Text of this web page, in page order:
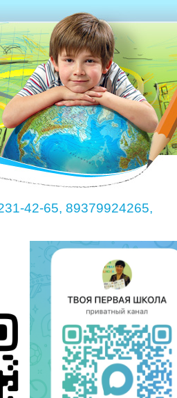
42-65, 89379924265,